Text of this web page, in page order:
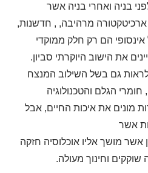
בניה ואחרי בניה אשר
ארכיטקטורה מרהיבה, , חדשנות,
אינסופי הם רק חלק ממוקדי
את הישוב היוקרתי סביון.
גם בשל השילוב המנצח
הגלם והטכנולוגיה
מונים את איכות החיים, אבל
אשר
אשר מושך אליו אוכלוסיה חזקה
שוקקים וחינוך מעולה.